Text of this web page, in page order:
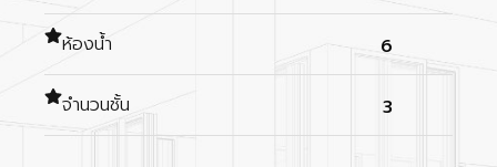
ห้องน้ำ 6
จำนวนชั้น 3